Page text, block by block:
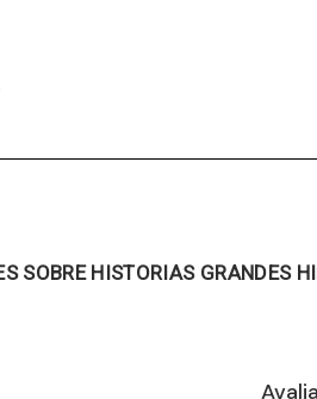
SOBRE HISTORIAS GRANDES